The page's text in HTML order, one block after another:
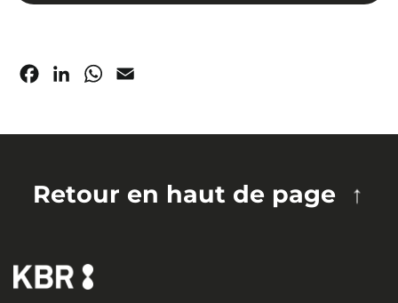
FacebookLinkedInWhatsApp
Retour en haut de page